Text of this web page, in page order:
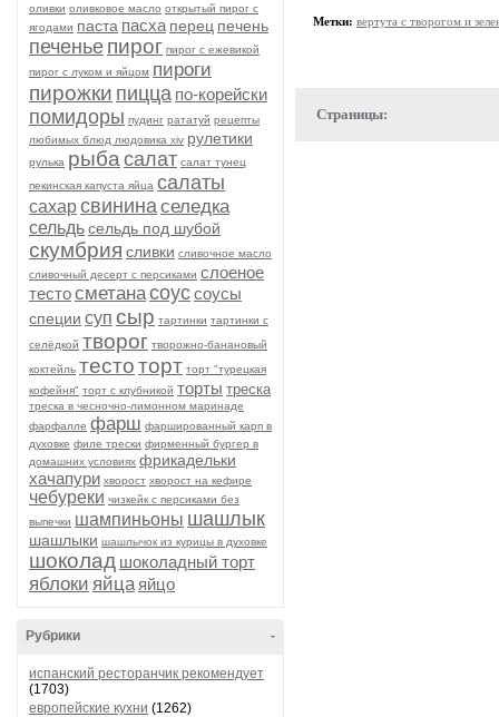
оливки оливковое масло открытый пирог с
ягодами паста пасха перец печень
печенье пирог пирог с ежевикой
пирог с луком и яйцом пироги
пирожки пицца по-корейски
помидоры пудинг рататуй рецепты
любимых блюд людовика xiv рулетики
рулька рыба салат салат тунец
пекинская капуста яйца салаты
сахарсвининаселедка
сельдьсельдь под шубой
скумбрия сливки сливочное масло
сливочный десерт с персиками слоеное
тестосметанасоуссоусы
специи суп сыр тартинки тартинки с
селёдкой творог творожно-банановый
коктейль тестоторт торт "турецкая
кофейня" торт с клубникой торты треска
треска в чесночно-лимонном маринаде
фарфалле фарш фаршированный карп в
духовке филе трески фирменный бургер в
домашних условиях фрикадельки
хачапури хворост хворост на кефире
чебуреки чизкейк с персиками без
выпечки шампиньоны шашлык
шашлыки шашлычок из курицы в духовке
шоколад шоколадный торт
яблоки яйца яйцо
-
Рубрики
испанский ресторанчик рекомендует
(1703)
европейские кухни (1262)
Метки: вертута с творогом и
Страницы: